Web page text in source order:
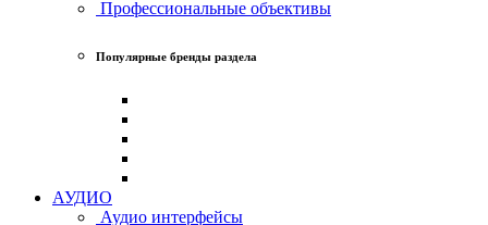
Профессиональные объективы
Популярные бренды раздела
АУДИО
Аудио интерфейсы